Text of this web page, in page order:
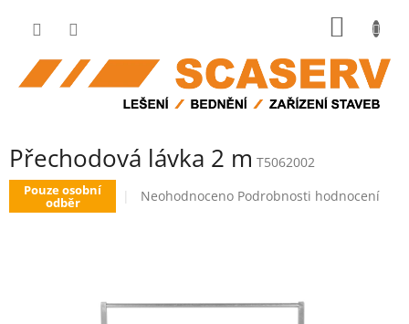
Přechodová lávka 2 m T5062002
Pouze osobní
odběr
Průměrné
5
Neohodnoceno Podrobnosti hodnocení